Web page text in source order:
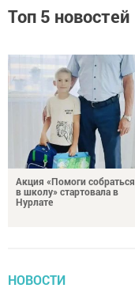
Топ 5 новостей
Акция «Помоги собраться
в школу» стартовала в
Нурлате
НОВОСТИ